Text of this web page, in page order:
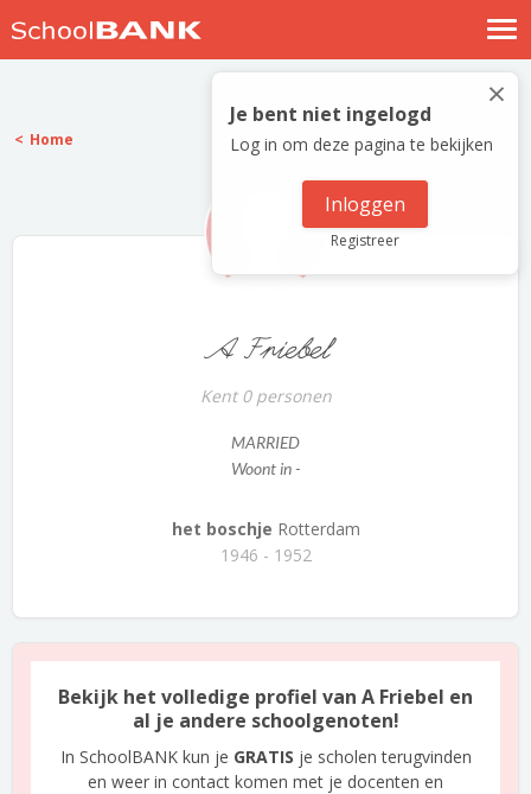
Nostalgische verhalen
Log in
Meld je gratis aan
×
Je bent niet ingelogd
Log in om deze pagina te bekijken
Inloggen
Registreer
Home
A Friebel
Kent 0 personen
MARRIED
Woont in -
het boschje Rotterdam
1946 - 1952
Bekijk het volledige profiel van A Friebel en
al je andere schoolgenoten!
In SchoolBANK kun je GRATIS je scholen terugvinden
en weer in contact komen met je docenten en